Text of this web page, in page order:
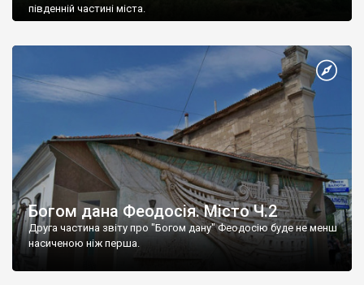
південній частині міста.
Богом дана Феодосія. Місто Ч.2
Друга частина звіту про "Богом дану" Феодосію буде не менш
насиченою ніж перша.